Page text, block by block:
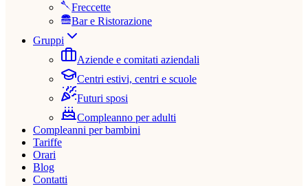
Freccette
Bar e Ristorazione
Gruppi
Aziende e comitati aziendali
Centri estivi, centri e scuole
Futuri sposi
Compleanno per adulti
Compleanni per bambini
Tariffe
Orari
Blog
Contatti